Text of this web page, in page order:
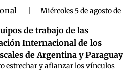
Miércoles 5 de agosto de
de trabajo de las
Internacional de los
de Argentina y Paraguay
estrechar y afianzar los vínculos